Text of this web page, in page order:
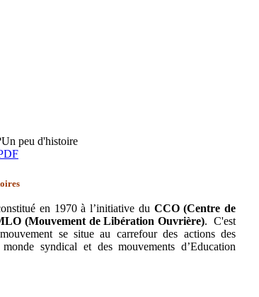
Un peu d'histoire
en 1970 à l’initiative du CCO (Centre de
(Mouvement de Libération Ouvrière). C'est
se situe au carrefour des actions des
syndical et des mouvements d’Education